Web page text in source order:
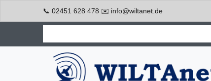
📞 02451 628 478 ✉️ info@wiltanet.de